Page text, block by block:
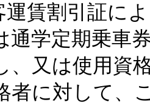
賃割引証に
通学定期乗車
、又は使用資
者に対して、